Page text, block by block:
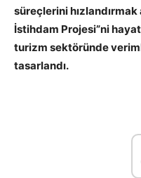
süreçlerini
İstihdam Projesi”ni
turizm sektöründe
tasarlandı.